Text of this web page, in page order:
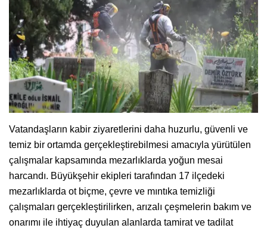
Vatandaşların kabir ziyaretlerini daha huzurlu, güvenli ve
temiz bir ortamda gerçekleştirebilmesi amacıyla yürütülen
çalışmalar kapsamında mezarlıklarda yoğun mesai
harcandı. Büyükşehir ekipleri tarafından 17 ilçedeki
mezarlıklarda ot biçme, çevre ve mıntıka temizliği
çalışmaları gerçekleştirilirken, arızalı çeşmelerin bakım ve
onarımı ile ihtiyaç duyulan alanlarda tamirat ve tadilat